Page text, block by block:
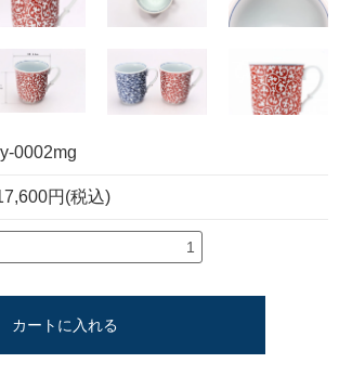
0002mg
円(税込)
カートに入れる